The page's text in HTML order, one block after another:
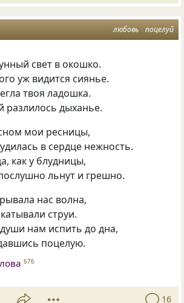
любовь поцелуй
свет в окошко.
уж видится сиянье.
твоя ладошка.
разлилось дыханье.
мои ресницы,
в сердце нежность.
как у блудницы,
льнут и грешно.
нас волна,
струи.
нам испить до дна,
поцелую.
676
16